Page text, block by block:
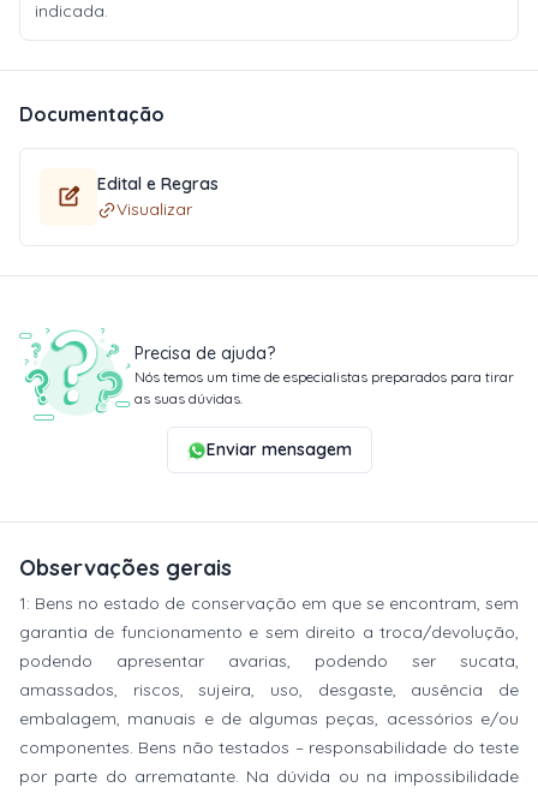
indicada.
Documentação
Edital e Regras
Visualizar
Precisa de ajuda?
Nós temos um time de especialistas preparados para tirar
as suas dúvidas.
Enviar mensagem
Observações gerais
1: Bens no estado de conservação em que se encontram, sem
garantia de funcionamento e sem direito a troca/devolução,
podendo apresentar avarias, podendo ser sucata,
amassados, riscos, sujeira, uso, desgaste, ausência de
embalagem, manuais e de algumas peças, acessórios e/ou
componentes. Bens não testados – responsabilidade do teste
por parte do arrematante. Na dúvida ou na impossibilidade